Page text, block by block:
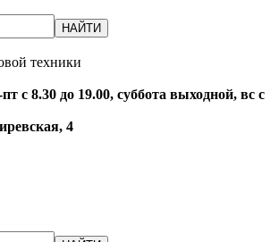
НАЙТИ
техники
с 8.30 до 19.00, суббота выходной, вс с
4